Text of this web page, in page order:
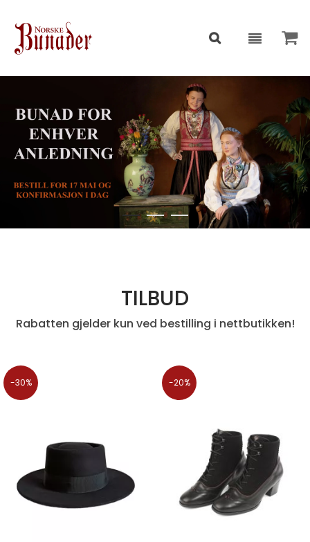
TILBUD
Rabatten gjelder kun ved bestilling i nettbutikken!
-30% -20%